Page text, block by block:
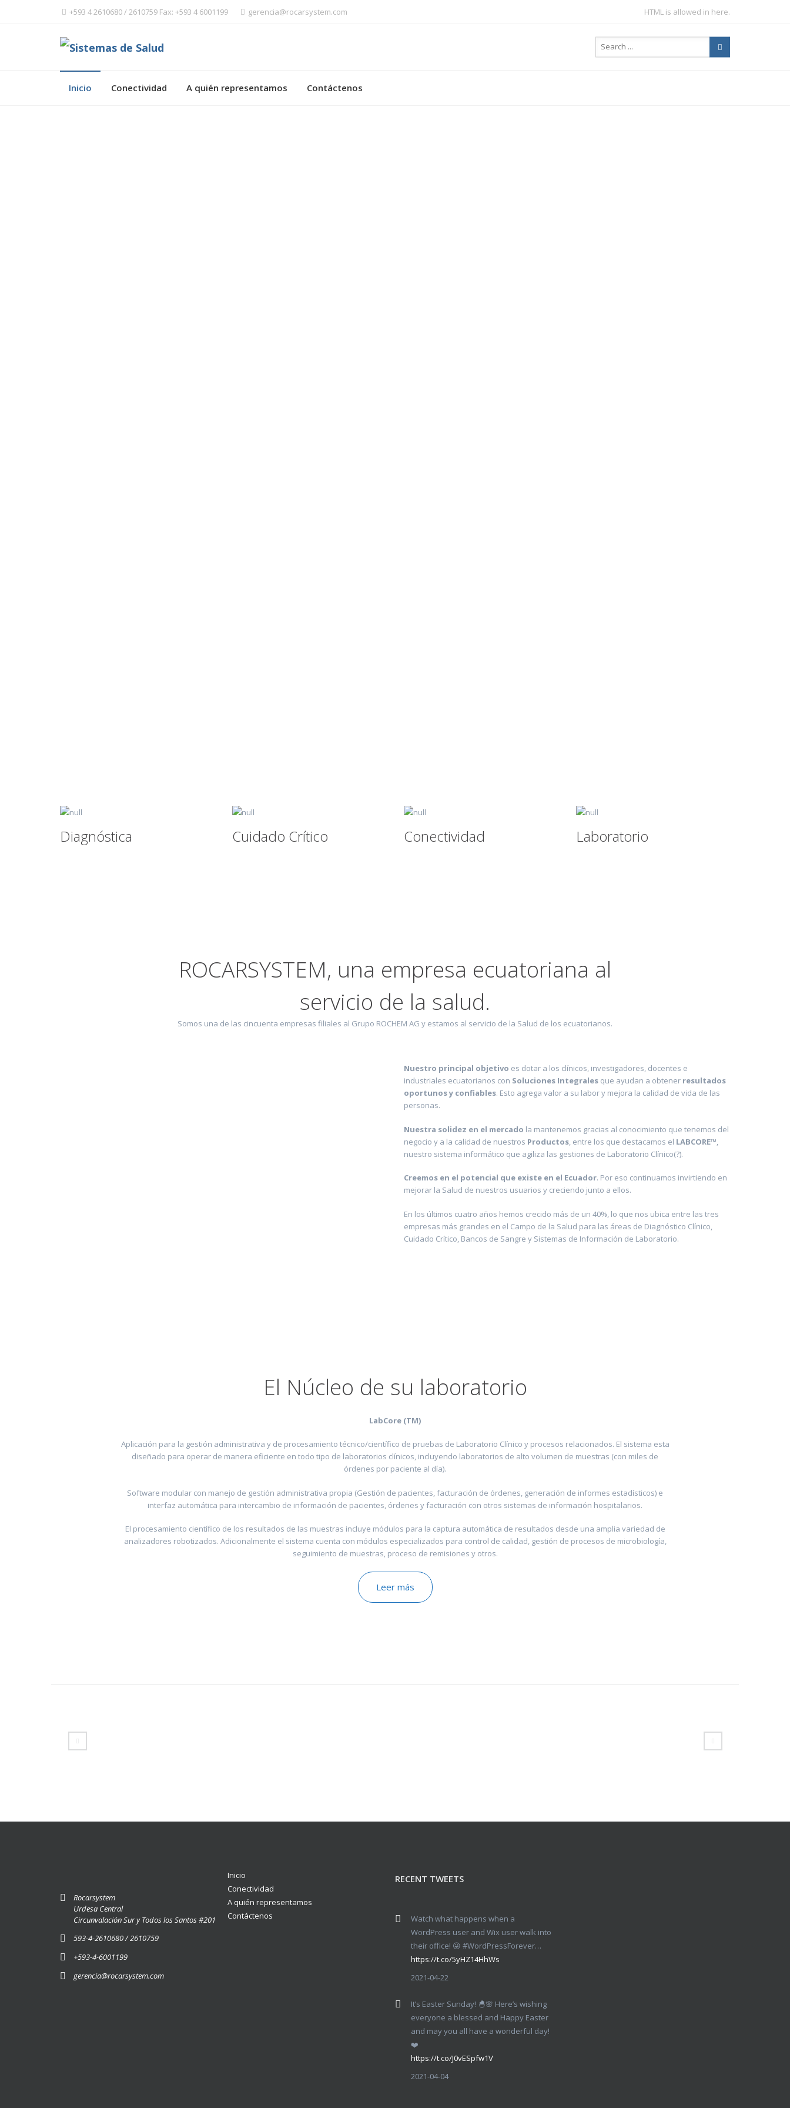
+593 4 2610680 / 2610759 Fax: +593 4 6001199 gerencia@rocarsystem.com HTML is allowed in here.
Inicio Conectividad A quién representamos Contáctenos
Diagnóstica Cuidado Crítico Conectividad Laboratorio
ROCARSYSTEM, una empresa ecuatoriana al
servicio de la salud.
Somos una de las cincuenta empresas filiales al Grupo ROCHEM AG y estamos al servicio de la Salud de los ecuatorianos.
Nuestro principal objetivo es dotar a los clínicos, investigadores, docentes e
industriales ecuatorianos con Soluciones Integrales que ayudan a obtener resultados
oportunos y confiables. Esto agrega valor a su labor y mejora la calidad de vida de las
personas.
Nuestra solidez en el mercado la mantenemos gracias al conocimiento que tenemos del
negocio y a la calidad de nuestros Productos, entre los que destacamos el LABCORE™,
nuestro sistema informático que agiliza las gestiones de Laboratorio Clínico(?).
Creemos en el potencial que existe en el Ecuador. Por eso continuamos invirtiendo en
mejorar la Salud de nuestros usuarios y creciendo junto a ellos.
En los últimos cuatro años hemos crecido más de un 40%, lo que nos ubica entre las tres
empresas más grandes en el Campo de la Salud para las áreas de Diagnóstico Clínico,
Cuidado Crítico, Bancos de Sangre y Sistemas de Información de Laboratorio.
El Núcleo de su laboratorio
LabCore (TM)
Aplicación para la gestión administrativa y de procesamiento técnico/científico de pruebas de Laboratorio Clínico y procesos relacionados. El sistema esta
diseñado para operar de manera eficiente en todo tipo de laboratorios clínicos, incluyendo laboratorios de alto volumen de muestras (con miles de
órdenes por paciente al día).
Software modular con manejo de gestión administrativa propia (Gestión de pacientes, facturación de órdenes, generación de informes estadísticos) e
interfaz automática para intercambio de información de pacientes, órdenes y facturación con otros sistemas de información hospitalarios.
El procesamiento científico de los resultados de las muestras incluye módulos para la captura automática de resultados desde una amplia variedad de
analizadores robotizados. Adicionalmente el sistema cuenta con módulos especializados para control de calidad, gestión de procesos de microbiología,
seguimiento de muestras, proceso de remisiones y otros.
Leer más
Rocarsystem
Urdesa Central
Circunvalación Sur y Todos los Santos #201
593-4-2610680 / 2610759
+593-4-6001199
gerencia@rocarsystem.com
Inicio
Conectividad
A quién representamos
Contáctenos
RECENT TWEETS
Watch what happens when a
WordPress user and Wix user walk into
their office! 😜 #WordPressForever…
https://t.co/5yHZ14HhWs
2021-04-22
It’s Easter Sunday! 🐣🌸 Here’s wishing
everyone a blessed and Happy Easter
and may you all have a wonderful day!
❤️
https://t.co/J0vESpfw1V
2021-04-04